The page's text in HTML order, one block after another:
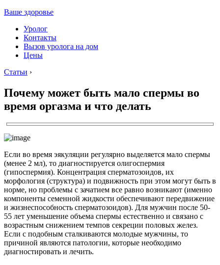
Ваше здоровье
Уролог
Контакты
Вызов уролога на дом
Цены
Статьи ›
Почему может быть мало спермы во
время оргазма и что делать
Если во время эякуляции регулярно выделяется мало спермы
(менее 2 мл), то диагностируется олигоспермия
(гипоспермия). Концентрация сперматозоидов, их
морфология (структура) и подвижность при этом могут быть в
норме, но проблемы с зачатием все равно возникают (именно
компоненты семенной жидкости обеспечивают передвижение
и жизнеспособность сперматозоидов). Для мужчин после 50-
55 лет уменьшение объема спермы естественно и связано с
возрастным снижением темпов секреции половых желез.
Если с подобным сталкиваются молодые мужчины, то
причиной являются патологии, которые необходимо
диагностировать и лечить.